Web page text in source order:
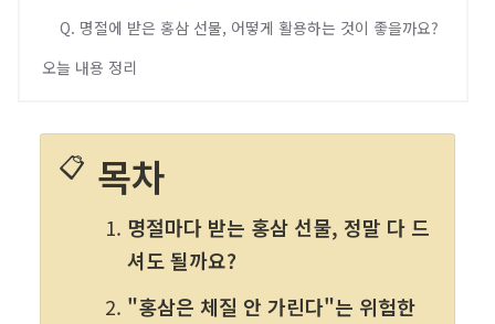
Q. 명절에 받은 홍삼 선물, 어떻게 활용하는 것이 좋을까요?
오늘 내용 정리
📋 목차
명절마다 받는 홍삼 선물, 정말 다 드
셔도 될까요?
"홍삼은 체질 안 가린다"는 위험한